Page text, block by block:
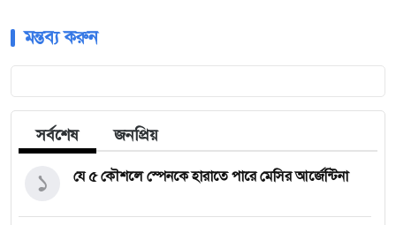
মন্তব্য করুন
সর্বশেষ জনপ্রিয়
যে ৫ কৌশলে স্পেনকে হারাতে পারে মেসির আর্জেন্টিনা
১